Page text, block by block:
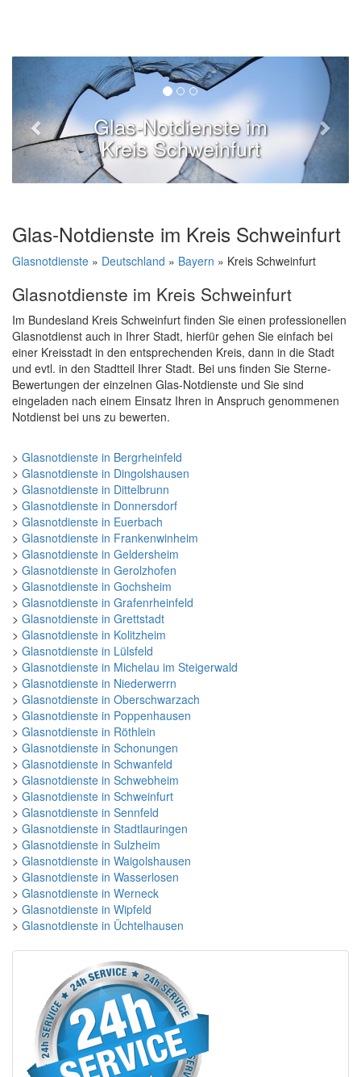
Glas-Notdienste im
Kreis Schweinfurt
Glas-Notdienste im Kreis Schweinfurt
Glasnotdienste » Deutschland » Bayern » Kreis Schweinfurt
Glasnotdienste im Kreis Schweinfurt
Im Bundesland Kreis Schweinfurt finden Sie einen professionellen
Glasnotdienst auch in Ihrer Stadt, hierfür gehen Sie einfach bei
einer Kreisstadt in den entsprechenden Kreis, dann in die Stadt
und evtl. in den Stadtteil Ihrer Stadt. Bei uns finden Sie Sterne-
Bewertungen der einzelnen Glas-Notdienste und Sie sind
eingeladen nach einem Einsatz Ihren in Anspruch genommenen
Notdienst bei uns zu bewerten.
> Glasnotdienste in Bergrheinfeld
> Glasnotdienste in Dingolshausen
> Glasnotdienste in Dittelbrunn
> Glasnotdienste in Donnersdorf
> Glasnotdienste in Euerbach
> Glasnotdienste in Frankenwinheim
> Glasnotdienste in Geldersheim
> Glasnotdienste in Gerolzhofen
> Glasnotdienste in Gochsheim
> Glasnotdienste in Grafenrheinfeld
> Glasnotdienste in Grettstadt
> Glasnotdienste in Kolitzheim
> Glasnotdienste in Lülsfeld
> Glasnotdienste in Michelau im Steigerwald
> Glasnotdienste in Niederwerrn
> Glasnotdienste in Oberschwarzach
> Glasnotdienste in Poppenhausen
> Glasnotdienste in Röthlein
> Glasnotdienste in Schonungen
> Glasnotdienste in Schwanfeld
> Glasnotdienste in Schwebheim
> Glasnotdienste in Schweinfurt
> Glasnotdienste in Sennfeld
> Glasnotdienste in Stadtlauringen
> Glasnotdienste in Sulzheim
> Glasnotdienste in Waigolshausen
> Glasnotdienste in Wasserlosen
> Glasnotdienste in Werneck
> Glasnotdienste in Wipfeld
> Glasnotdienste in Üchtelhausen